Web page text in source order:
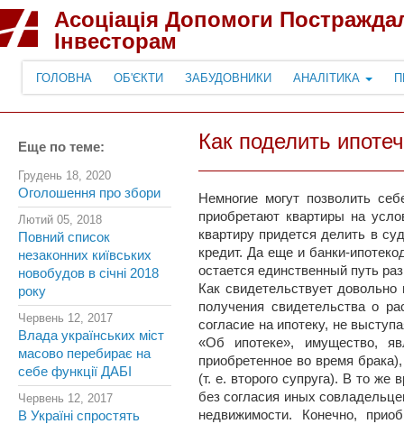
Асоціація Допомоги
Інвесторам
ГОЛОВНА ОБ'ЄКТИ ЗАБУДОВНИКИ АНАЛІТИКА
Еще по теме:
Грудень 18, 2020
Оголошення про збори
Лютий 05, 2018
Повний список
незаконних київських
новобудов в січні 2018
року
Червень 12, 2017
Влада українських міст
масово перебирає на
себе функції ДАБІ
Червень 12, 2017
В Україні спростять
Как поделить
Немногие могут позволить
приобретают квартиры на
квартиру придется делить в
кредит. Да еще и банки-
остается единственный путь
Как свидетельствует
получения свидетельства о
согласие на ипотеку, не
«Об ипотеке», имущество,
приобретенное во время
(т. е. второго супруга). В то
без согласия иных
недвижимости. Конечно,